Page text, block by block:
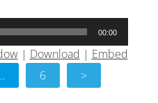
00:00
| Download | Embed
6 >